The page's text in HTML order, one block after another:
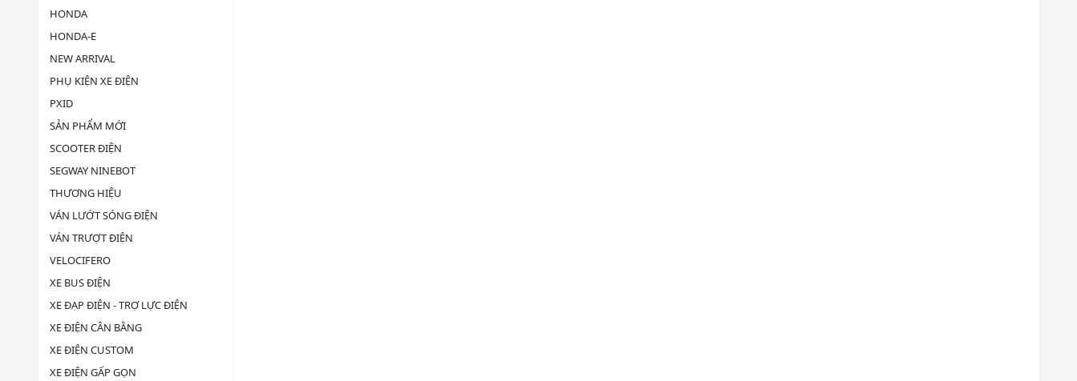
HONDA
HONDA-E
NEW ARRIVAL
PHỤ KIỆN XE ĐIỆN
PXID
SẢN PHẨM MỚI
SCOOTER ĐIỆN
SEGWAY NINEBOT
THƯƠNG HIỆU
VÁN LƯỚT SÓNG ĐIỆN
VÁN TRƯỢT ĐIỆN
VELOCIFERO
XE BUS ĐIỆN
XE ĐẠP ĐIỆN - TRỢ LỰC ĐIỆN
XE ĐIỆN CÂN BẰNG
XE ĐIỆN CUSTOM
XE ĐIỆN GẤP GỌN